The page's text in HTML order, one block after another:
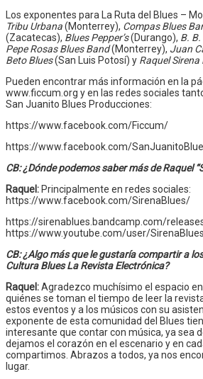
Los exponentes para La Ruta del Blues –
Tribu Urbana(Monterrey), Compas Blues
(Zacatecas), Blues Pepper’s(Durango), B. B.
Pepe Rosas Blues Band(Monterrey), Juan
Beto Blues(San Luis Potosí) y Raquel Sirena
Pueden encontrar más información en la
www.ficcum.org y en las redes sociales
San Juanito Blues Producciones:
https://www.facebook.com/Ficcum/
https://www.facebook.com/
CB: ¿Dónde podemos saber más de Raquel
Raquel:Principalmente en redes sociales:
https://www.facebook.com/SirenaBlues/
https://sirenablues.bandcamp.com/
https://www.youtube.com/user/SirenaBlues
CB: ¿Algo más que le gustaría compartir a
Cultura Blues La Revista Electrónica?
Raquel:Agradezco muchísimo el espacio en
quiénes se toman el tiempo de leer la
estos eventos y a los músicos con su
exponente de esta comunidad del Blues
interesante que contar con música, ya sea
dejamos el corazón en el escenario y en
compartimos. Abrazos a todos, ya nos
lugar.